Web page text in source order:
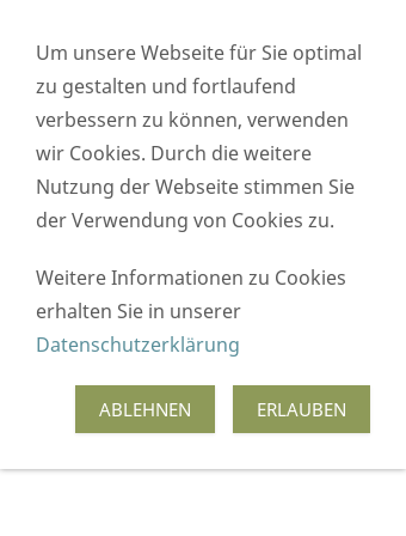
Sie betrachten gegenwärtig eine Version der
Website, die für mobile Geräte optimiert
wurde.
Zur Desktop-Version Hinweis nicht mehr anzeigen
Navigation einblenden
Energetische
Therapie
Um unsere Webseite für Sie optimal
zu gestalten und fortlaufend
verbessern zu können, verwenden
wir Cookies. Durch die weitere
Nutzung der Webseite stimmen Sie
der Verwendung von Cookies zu.
Weitere Informationen zu Cookies
erhalten Sie in unserer
Datenschutzerklärung
ERLAUBEN
ABLEHNEN